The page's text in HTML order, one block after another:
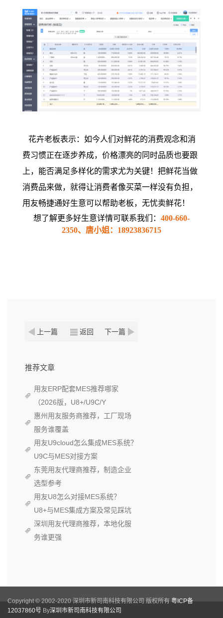
花卉老板表示：如今人们对鲜花的消费观念和消
费习惯正在逐步养成，价格漂亮的同时品质也要跟
上，能否满足多样化的需求尤为关键！ 把鲜花当做
消费品来做，就得让消费者像买菜一样没有负担，
用友畅捷通好生意可以帮助老板，无忧卖鲜花！
想了解更多好生意详情可联系我们： 400-660-
2350、唐小姐：18923836715
上一篇 返回 下一篇
推荐文章
用友ERP配套MES推荐哪家
（2026版，U8+/U9C/Y
惠州用友服务商推荐，工厂现场
服务谁覆盖
用友U9cloud怎么集成MES系统？
U9C与MES对接方案
东莞用友代理商推荐，制造企业
选型参考
用友U8怎么对接MES系统？
U8+与MES集成方案及常见踩坑
深圳用友代理商推荐，本地化服
务谁更强
Copyright © 2002-2020 深圳市新司南科技有限公司 版权所有 粤ICP备
12037860号 By深圳市新司南科技有限公司